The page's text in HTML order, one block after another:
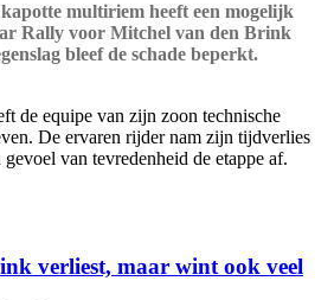
multiriem heeft een mogelijk
Rally voor Mitchel van den Brink
bleef de schade beperkt.
de equipe van zijn zoon technische
De ervaren rijder nam zijn tijdverlies
van tevredenheid de etappe af.
verliest, maar wint ook veel